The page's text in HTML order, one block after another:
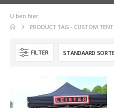
U ben hier
PRODUCT TAG - CUSTOM TENT
FILTER